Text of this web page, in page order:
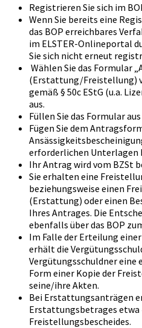
Registrieren Sie sich im
Wenn Sie bereits eine
das BOP erreichbares
im ELSTER-Onlineportal
Sie sich nicht erneut
Wählen Sie das Formular
(Erstattung/Freistellung)
gemäß § 50c EStG (u.a.
aus.
Füllen Sie das Formular
Fügen Sie dem
erforderlichen Unterlagen
Ihr Antrag wird vom BZSt
Sie erhalten eine
beziehungsweise einen
(Erstattung) oder einen
Ihres Antrages. Die
ebenfalls über das BOP
Im Falle der Erteilung
erhält die
Vergütungsschuldner
Form einer Kopie der
seine/ihre Akten.
Bei Erstattungsanträgen
Erstattungsbetrages etwa
Freistellungsbescheides.